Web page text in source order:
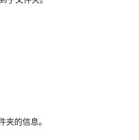
夹的信息。